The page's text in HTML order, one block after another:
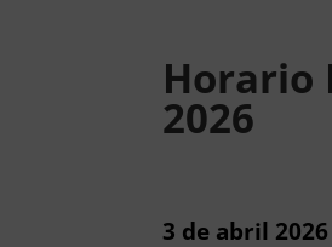
Horario
2026
3 de abril